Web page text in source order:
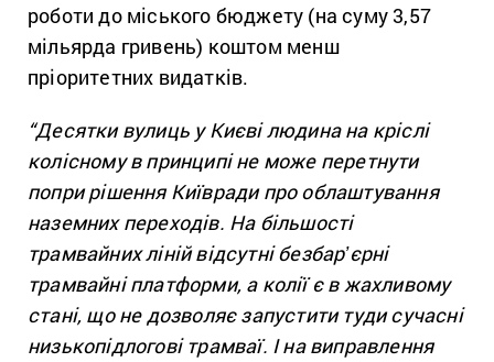
роботи до міського бюджету (на суму 3,57
мільярда гривень) коштом менш
пріоритетних видатків.
“Десятки вулиць у Києві людина на кріслі
колісному в принципі не може перетнути
попри рішення Київради про облаштування
наземних переходів. На більшості
трамвайних ліній відсутні безбарʼєрні
трамвайні платформи, а колії є в жахливому
стані, що не дозволяє запустити туди сучасні
низькопідлогові трамваї. І на виправлення